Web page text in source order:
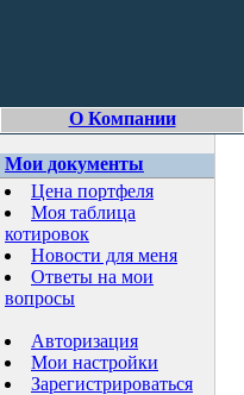
О Компании
Мои документы
Цена портфеля
Моя таблица
котировок
Новости для меня
Ответы на мои
вопросы
Авторизация
Мои настройки
Зарегистрироваться